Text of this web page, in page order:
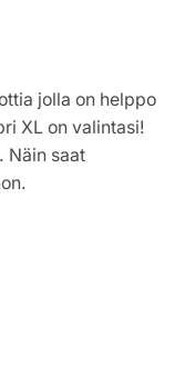
jolla on helppo
XL on valintasi!
Näin saat